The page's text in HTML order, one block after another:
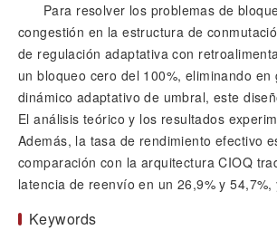
Para resolver los problemas de
congestión en la estructura de
de regulación adaptativa con
un bloqueo cero del 100%, eliminando
dinámico adaptativo de umbral, este
El análisis teórico y los resultados
Además, la tasa de rendimiento efectivo
comparación con la arquitectura CIOQ
latencia de reenvío en un 26,9% y
Keywords